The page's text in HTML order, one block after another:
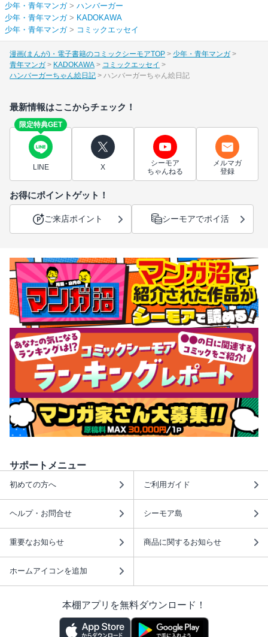
少年・青年マンガ> ハンバーガー
少年・青年マンガ> KADOKAWA
少年・青年マンガ> コミックエッセイ
漫画(まんが)・電子書籍のコミックシーモアTOP
少年・青年マンガ
青年マンガ
KADOKAWA
コミックエッセイ
ハンバーガーちゃん絵日記
ハンバーガーちゃん絵日記
最新情報はここからチェック！
限定特典GET
LINE X
シーモア
ちゃんねる
メルマガ
登録
お得にポイントゲット！
ご来店ポイント シーモアでポイ活
サポートメニュー
初めての方へ ご利用ガイド
ヘルプ・お問合せ シーモア島
重要なお知らせ 商品に関するお知らせ
ホームアイコンを追加
本棚アプリを無料ダウンロード！